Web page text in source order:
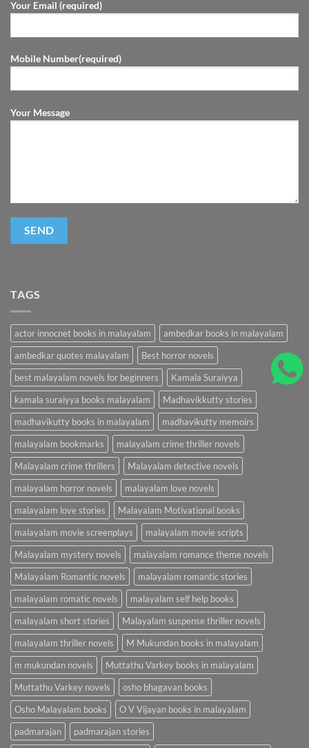
Your Email (required)
Mobile Number(required)
Your Message
TAGS
actor innocnet books in malayalam
ambedkar books in malayalam
ambedkar quotes malayalam
Best horror novels
best malayalam novels for beginners
Kamala Suraiyya
kamala suraiyya books malayalam
Madhavikkutty stories
madhavikutty books in malayalam
madhavikutty memoirs
malayalam bookmarks
malayalam crime thriller novels
Malayalam crime thrillers
Malayalam detective novels
malayalam horror novels
malayalam love novels
malayalam love stories
Malayalam Motivational books
malayalam movie screenplays
malayalam movie scripts
Malayalam mystery novels
malayalam romance theme novels
Malayalam Romantic novels
malayalam romantic stories
malayalam romatic novels
malayalam self help books
malayalam short stories
Malayalam suspense thriller novels
malayalam thriller novels
M Mukundan books in malayalam
m mukundan novels
Muttathu Varkey books in malayalam
Muttathu Varkey novels
osho bhagavan books
Osho Malayalam books
O V Vijayan books in malayalam
padmarajan
padmarajan stories